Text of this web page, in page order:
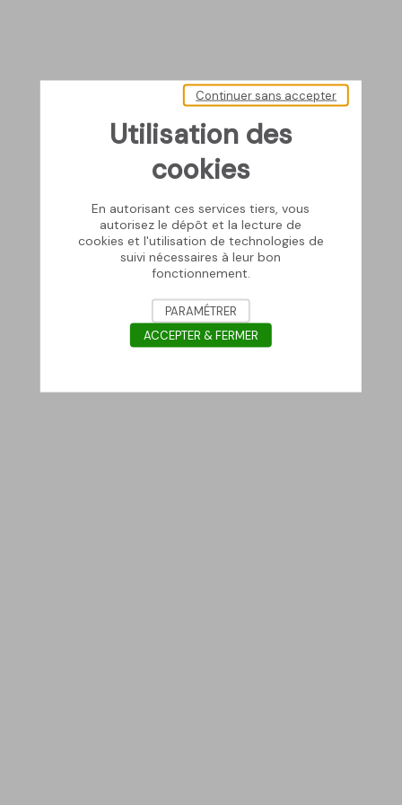
Utilisation des
cookies
En autorisant ces services tiers, vous
autorisez le dépôt et la lecture de
cookies et l'utilisation de technologies de
suivi nécessaires à leur bon
fonctionnement.
Continuer sans accepter
PARAMÉTRER
ACCEPTER & FERMER